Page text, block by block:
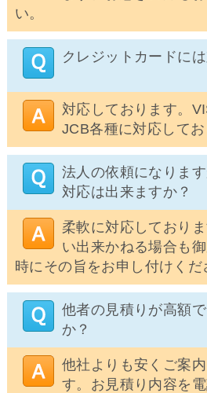
い。
クレジットカードに
対応しております。
JCB各種に対応してお
法人の依頼になりま
対応は出来ますか？
柔軟に対応しており
い出来かねる場合も
時にその旨をお申し付けくだ
他者の見積りが高額
か？
他社よりも安くご案
す。お見積り内容を